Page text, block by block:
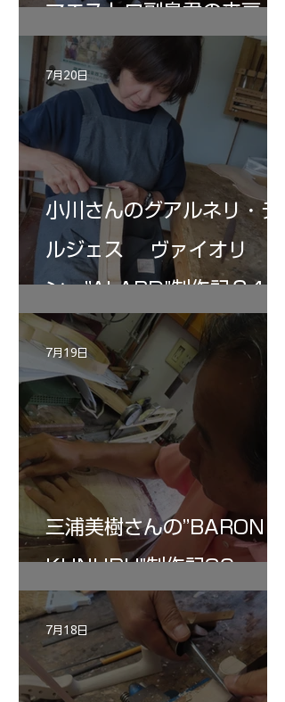
マエストロ副島君の来房
小川さんのグアルネリ・デ
ルジェス ヴァイオリ
ン ”ALARD"制作記３4
7月20日
三浦美樹さんの”BARON・
KUNUPU"制作記30
7月19日
7月18日